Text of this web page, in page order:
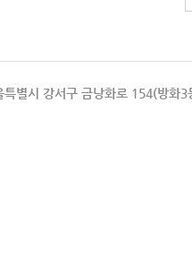
별시 강서구 금낭화로 154(방화3